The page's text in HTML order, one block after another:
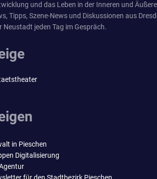
und das Leben in der Inneren und
Tipps, Szene-News und Diskussionen aus
Neustadt jeden Tag im Gespräch.
in Pieschen
Digitalisierung